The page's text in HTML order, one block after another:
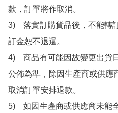
款，訂單將作取消。
3)　落實訂購貨品後，不能轉
訂金恕不退還。
4)　商品有可能因故變更出貨
公佈為準，除因生產商或供應
取消訂單安排退款。
5)　如因生產商或供應商未能